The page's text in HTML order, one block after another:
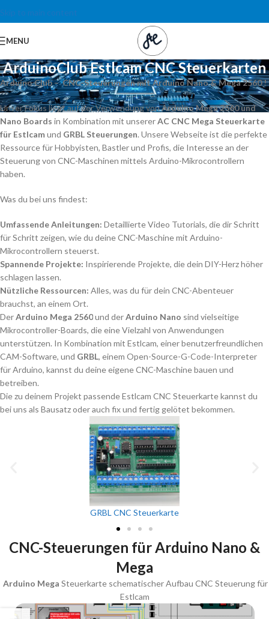
Skip to main content
MENU
ArduinoClub Estlcam CNC Steuerkarten
Arduino Club – CNC-Steuerungenmit Arduino Nano & Mega 2560 !
Unser Fokus liegt auf der Verwendung vonArduino Mega 2560 und
Nano Boards in Kombination mit unsererAC CNC Mega Steuerkarte
für Estlcamund GRBL Steuerungen. Unsere Webseite ist die perfekte
Ressource für Hobbyisten, Bastler und Profis, die Interesse an der
Steuerung von CNC-Maschinen mittels Arduino-Mikrocontrollern
haben.
Was du bei uns findest:
Umfassende Anleitungen: Detaillierte Video Tutorials, die dir Schritt
für Schritt zeigen, wie du deine CNC-Maschine mit Arduino-
Mikrocontrollern steuerst.
Spannende Projekte: Inspirierende Projekte, die dein DIY-Herz höher
schlagen lassen.
Nützliche Ressourcen: Alles, was du für dein CNC-Abenteuer
brauchst, an einem Ort.
DerArduino Mega 2560und derArduino Nano sind vielseitige
Mikrocontroller-Boards, die eine Vielzahl von Anwendungen
unterstützen. In Kombination mit Estlcam, einer benutzerfreundlichen
CAM-Software, und GRBL, einem Open-Source-G-Code-Interpreter
für Arduino, kannst du deine eigene CNC-Maschine bauen und
betreiben.
Die zu deinem Projekt passende Estlcam CNC Steuerkarte kannst du
bei uns als Bausatz oder auch fix und fertig gelötet bekommen.
GRBL CNC Steuerkarte
CNC-Steuerungen für Arduino Nano &
Mega
Arduino Mega Steuerkarte schematischer Aufbau CNC Steuerung für
Estlcam